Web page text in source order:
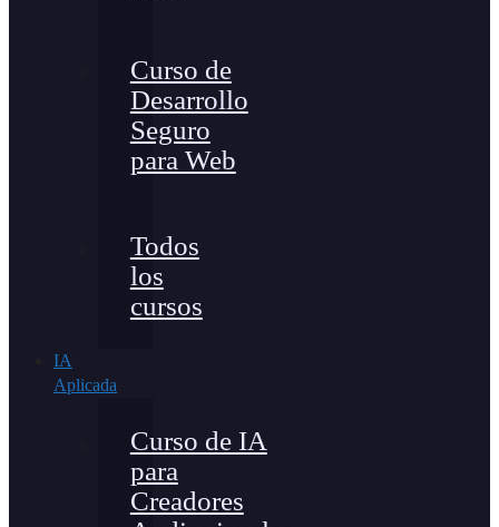
Curso de
Desarrollo
Seguro
para Web
Todos
los
cursos
IA
Aplicada
Curso de IA
para
Creadores